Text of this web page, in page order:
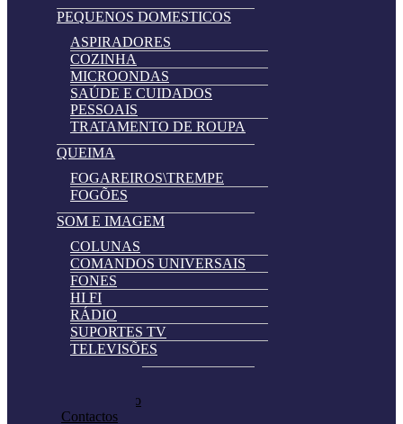
PEQUENOS DOMESTICOS
ASPIRADORES
COZINHA
MICROONDAS
SAÚDE E CUIDADOS
PESSOAIS
TRATAMENTO DE ROUPA
QUEIMA
FOGAREIROS\TREMPE
FOGÕES
SOM E IMAGEM
COLUNAS
COMANDOS UNIVERSAIS
FONES
HI FI
RÁDIO
SUPORTES TV
TELEVISÕES
Pedir Cotação
Contactos